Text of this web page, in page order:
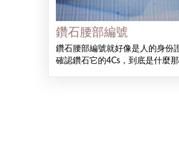
鑽石腰部編號
鑽石腰部編號就好像是人的身份
確認鑽石它的4Cs，到底是什麼那